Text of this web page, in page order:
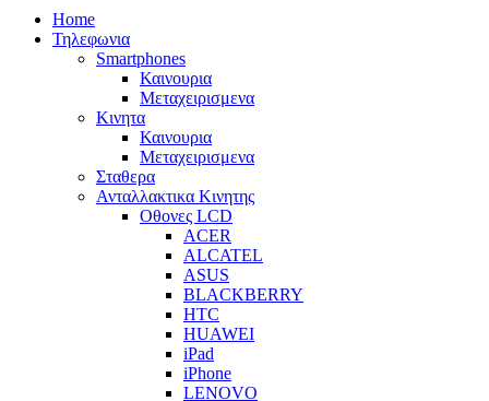
Home
Τηλεφωνια
Smartphones
Καινουρια
Μεταχειρισμενα
Κινητα
Καινουρια
Μεταχειρισμενα
Σταθερα
Ανταλλακτικα Κινητης
Οθονες LCD
ACER
ALCATEL
ASUS
BLACKBERRY
HTC
HUAWEI
iPad
iPhone
LENOVO